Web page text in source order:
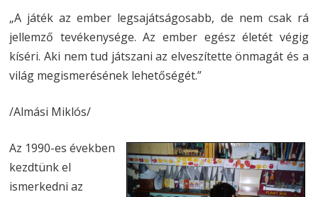
„A játék az ember legsajátságosabb, de nem csak rá
jellemző tevékenysége. Az ember egész életét végig
kíséri. Aki nem tud játszani az elveszítette önmagát és a
világ megismerésének lehetőségét.”
/Almási Miklós/
Az 1990-es években
kezdtünk el
ismerkedni az